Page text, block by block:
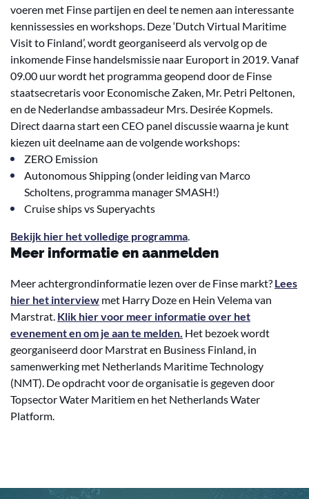
voeren met Finse partijen en deel te nemen aan interessante
kennissessies en workshops. Deze ‘Dutch Virtual Maritime
Visit to Finland’, wordt georganiseerd als vervolg op de
inkomende Finse handelsmissie naar Europort in 2019. Vanaf
09.00 uur wordt het programma geopend door de Finse
staatsecretaris voor Economische Zaken, Mr. Petri Peltonen,
en de Nederlandse ambassadeur Mrs. Desirée Kopmels.
Direct daarna start een CEO panel discussie waarna je kunt
kiezen uit deelname aan de volgende workshops:
ZERO Emission
Autonomous Shipping (onder leiding van Marco
Scholtens, programma manager SMASH!)
Cruise ships vs Superyachts
Bekijk hier het volledige programma.
Meer informatie en aanmelden
Meer achtergrondinformatie lezen over de Finse markt? Lees
hier het interview met Harry Doze en Hein Velema van
Marstrat. Klik hier voor meer informatie over het
evenement en om je aan te melden. Het bezoek wordt
georganiseerd door Marstrat en Business Finland, in
samenwerking met Netherlands Maritime Technology
(NMT). De opdracht voor de organisatie is gegeven door
Topsector Water Maritiem en het Netherlands Water
Platform.